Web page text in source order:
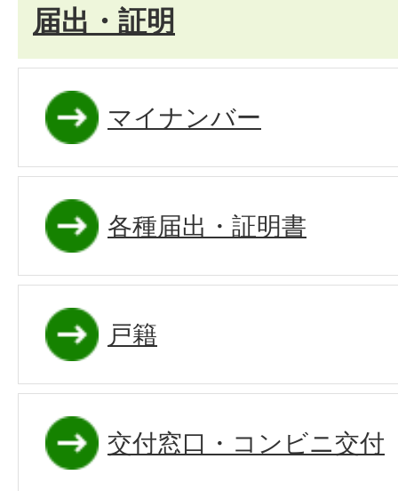
届出・証明
マイナンバー
各種届出・証明書
戸籍
交付窓口・コンビニ交付